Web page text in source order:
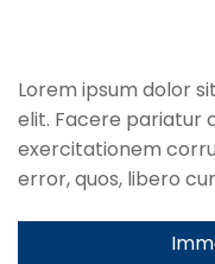
Lorem ipsum dolor
elit. Facere pariatur
exercitationem
error, quos, libero